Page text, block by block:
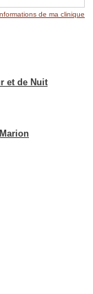
de ma clinique
et de Nuit